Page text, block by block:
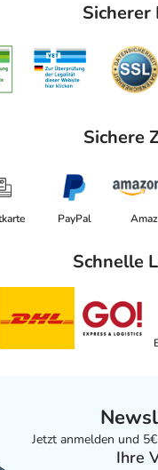
Sicherer
Sichere
PayPal
Schnelle
Jetzt anmelden und
Ihre